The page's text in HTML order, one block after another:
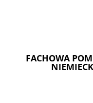
FACHOWA